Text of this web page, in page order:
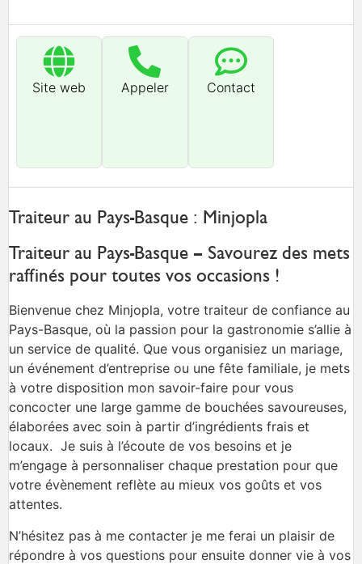
Site web Appeler Contact
Traiteur au Pays-Basque : Minjopla
Traiteur au Pays-Basque – Savourez des mets
raffinés pour toutes vos occasions !
Bienvenue chez Minjopla, votre traiteur de confiance au
Pays-Basque, où la passion pour la gastronomie s’allie à
un service de qualité. Que vous organisiez un mariage,
un événement d’entreprise ou une fête familiale, je mets
à votre disposition mon savoir-faire pour vous
concocter une large gamme de bouchées savoureuses,
élaborées avec soin à partir d’ingrédients frais et
locaux. Je suis à l’écoute de vos besoins et je
m’engage à personnaliser chaque prestation pour que
votre évènement reflète au mieux vos goûts et vos
attentes.
N’hésitez pas à me contacter je me ferai un plaisir de
répondre à vos questions pour ensuite donner vie à vos